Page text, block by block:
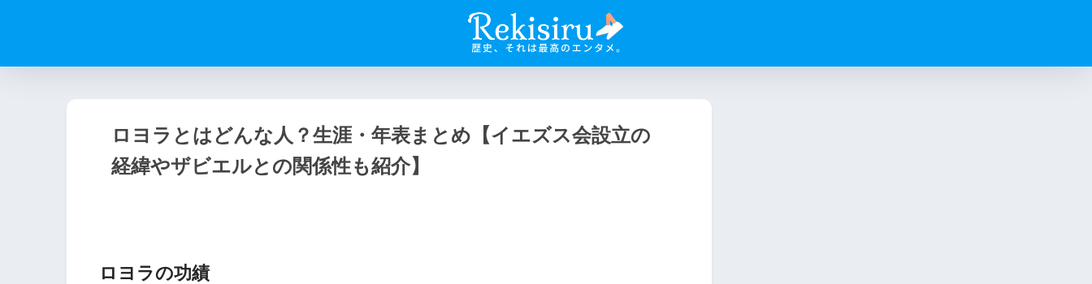
ロヨラとはどんな人？生涯・年表まとめ【イエズス会設立の
経緯やザビエルとの関係性も紹介】
ロヨラの功績